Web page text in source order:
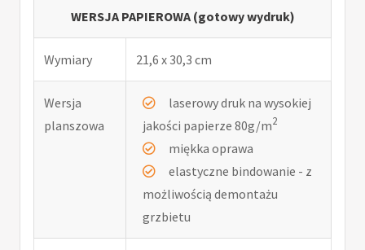
WERSJA PAPIEROWA (gotowy wydruk)
Wymiary 21,6 x 30,3 cm
Wersja
planszowa
laserowy druk na wysokiej
jakości papierze 80g/m2
miękka oprawa
elastyczne bindowanie - z
możliwością demontażu
grzbietu